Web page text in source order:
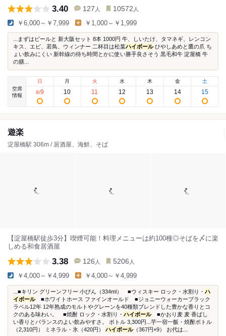
3.40 127 人 10572 人
￥6,000～￥7,999 ￥1,000～￥1,999
...まずはビールと 新大阪セット 8本 1000円 牛、しいたけ、タマネギ、レンコン
キス、エビ、若鳥、ウィンナー 二杯目は松葉ハイボールひやしあめと鷹の爪 ち
ょい飲みにくい 新幹線の待ち時間とかに使い勝手良さそう 黒毛和牛 淀屋橋 牛
の膳...
空席
情報
日
8/9
月
10
火
11
水
12
木
13
金
14
土
15
遊楽
淀屋橋駅 306m / 居酒屋、海鮮、そば
【淀屋橋駅徒歩3分】喫煙可能！料理メニューは約100種◎そばを〆に楽
しめる和食居酒屋
3.38 126 人 5206 人
￥4,000～￥4,999 ￥4,000～￥4,999
...■キリン グリーンフリー 小びん（334ml） ■ウィスキー ロック・水割り・ ハ
イボール■ホワイトホース ファインオールド ■ジョニーウォーカーブラック
ラベル12年 12年熟成のモルトやグレーンを40種類ブレンドした豊かな香りとコ
クのある味わい。 ■焼酎 ロック・水割り・ ハイボール■かおり麦 麦 香ばし
い香りとバランスのよい飲みやすさ。 ボトル 3,300円...芋一宿一飯・焼酎ボトル
（2,310円） ミネラル・氷（420円） ハイボール（367円×9） お代は...